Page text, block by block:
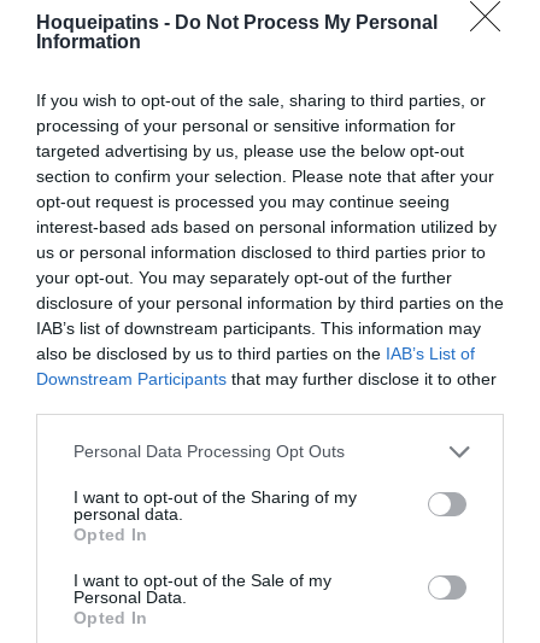
Hoqueipatins - Do Not Process My Personal
Information
If you wish to opt-out of the sale, sharing to third parties, or
processing of your personal or sensitive information for
targeted advertising by us, please use the below opt-out
section to confirm your selection. Please note that after your
opt-out request is processed you may continue seeing
interest-based ads based on personal information utilized by
us or personal information disclosed to third parties prior to
your opt-out. You may separately opt-out of the further
disclosure of your personal information by third parties on the
IAB’s list of downstream participants. This information may
also be disclosed by us to third parties on the IAB’s List of
Downstream Participants that may further disclose it to other
Personal Data Processing Opt Outs
I want to opt-out of the Sharing of my
personal data.
Opted In
I want to opt-out of the Sale of my
Personal Data.
Opted In
FEMININA
DESTAQUES
EURO U17 MASC. EURO U17 FEM. TORNEIOS 3x3
TRANSFERÊNCIAS - ÉPOCA 2026/27